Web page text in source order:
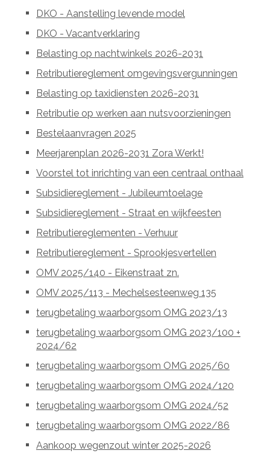
DKO - Aanstelling levende model
DKO - Vacantverklaring
Belasting op nachtwinkels 2026-2031
Retributiereglement omgevingsvergunningen
Belasting op taxidiensten 2026-2031
Retributie op werken aan nutsvoorzieningen
Bestelaanvragen 2025
Meerjarenplan 2026-2031 Zora Werkt!
Voorstel tot inrichting van een centraal onthaal
Subsidiereglement - Jubileumtoelage
Subsidiereglement - Straat en wijkfeesten
Retributiereglementen - Verhuur
Retributiereglement - Sprookjesvertellen
OMV 2025/140 - Eikenstraat zn.
OMV 2025/113 - Mechelsesteenweg 135
terugbetaling waarborgsom OMG 2023/13
terugbetaling waarborgsom OMG 2023/100 +
2024/62
terugbetaling waarborgsom OMG 2025/60
terugbetaling waarborgsom OMG 2024/120
terugbetaling waarborgsom OMG 2024/52
terugbetaling waarborgsom OMG 2022/86
Aankoop wegenzout winter 2025-2026